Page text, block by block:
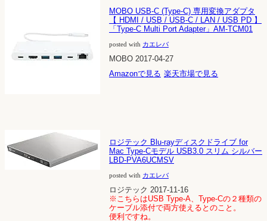
MOBO USB-C (Type-C) 専用変換アダプタ
【 HDMI / USB / USB-C / LAN / USB PD 】
「Type-C Multi Port Adapter」AM-TCM01
posted with カエレバ
MOBO 2017-04-27
Amazonで見る 楽天市場で見る
ロジテック Blu-rayディスクドライブ for
Mac Type-Cモデル USB3.0 スリム シルバー
LBD-PVA6UCMSV
posted with カエレバ
ロジテック 2017-11-16
※こちらはUSB Type-A、Type-Cの２種類の
ケーブル添付で両方使えるとのこと。
便利ですね。